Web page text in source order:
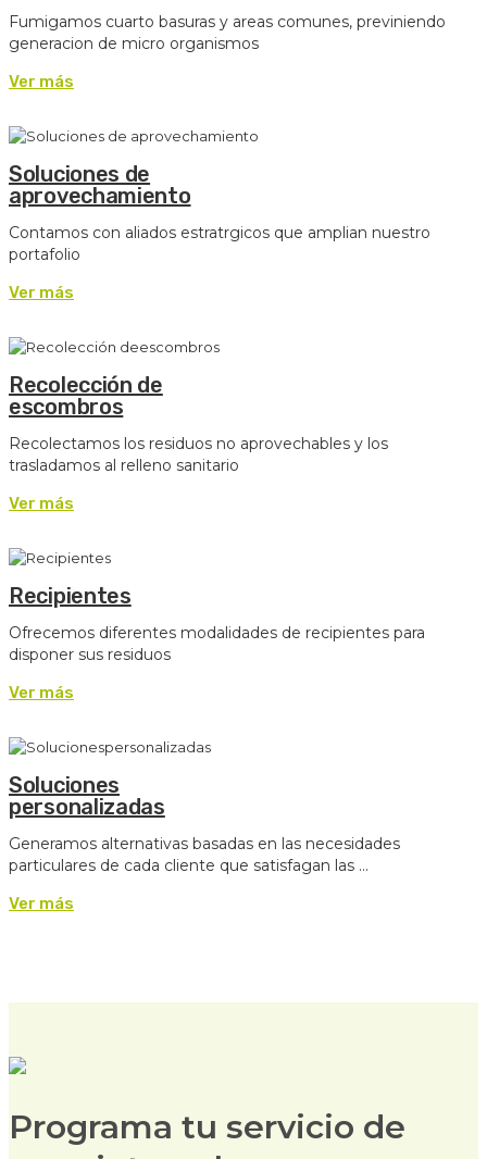
Fumigamos cuarto basuras y areas comunes, previniendo
generacion de micro organismos
Ver más
Soluciones de
aprovechamiento
Contamos con aliados estratrgicos que amplian nuestro
portafolio
Ver más
Recolección de
escombros
Recolectamos los residuos no aprovechables y los
trasladamos al relleno sanitario
Ver más
Recipientes
Ofrecemos diferentes modalidades de recipientes para
disponer sus residuos
Ver más
Soluciones
personalizadas
Generamos alternativas basadas en las necesidades
particulares de cada cliente que satisfagan las ...
Ver más
Programa tu servicio de